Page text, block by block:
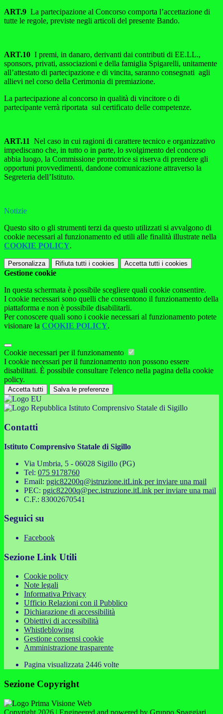
ART.9 La partecipazione al Concorso comporta l’accettazione di
tutte le regole, previste negli articoli del presente Bando.
ART.10 I premi, in danaro, derivanti dai contributi di EE.LL.,
sponsors, privati, associazioni e della famiglia Spigarelli, unitamente
all’attestato di partecipazione e di vincita, saranno consegnati agli
allievi nel corso della Cerimonia di premiazione.
La partecipazione al concorso in qualità di vincitore o di
partecipante verrà riportata sul certificato delle competenze.
ART.11 Nel caso in cui ragioni di carattere tecnico e organizzativo
impediscano che, in tutto o in parte, lo svolgimento del concorso
abbia luogo, la Commissione promotrice si riserva di prendere gli
opportuni provvedimenti, dandone comunicazione attraverso la
Segreteria dell’Istituto.
Notizie
Questo sito o gli strumenti terzi da questo utilizzati si avvalgono di
cookie necessari al funzionamento ed utili alle finalità illustrate nella
COOKIE POLICY.
Personalizza Rifiuta tutti i cookies Accetta tutti i cookies
Gestione cookie
In questa schermata è possibile scegliere quali cookie consentire.
I cookie necessari sono quelli che consentono il funzionamento della
piattaforma e non è possibile disabilitarli.
Per conoscere quali sono i cookie necessari al funzionamento potete
visionare la COOKIE POLICY.
Cookie necessari per il funzionamento
I cookie necessari per il funzionamento non possono essere
disabilitati. È possibile consultare l'elenco nella pagina della cookie
policy.
Accetta tutti Salva le preferenze
Istituto Comprensivo Statale di Sigillo
Contatti
Istituto Comprensivo Statale di Sigillo
Via Umbria, 5 - 06028 Sigillo (PG)
Tel: 075 9178760
Email: pgic82200q@istruzione.itLink per inviare una mail
PEC: pgic82200q@pec.istruzione.itLink per inviare una mail
C.F.: 83002670541
Seguici su
Facebook
Sezione Link Utili
Cookie policy
Note legali
Informativa Privacy
Ufficio Relazioni con il Pubblico
Dichiarazione di accessibilità
Obiettivi di accessibilità
Whistleblowing
Gestione consensi cookie
Amministrazione trasparente
Pagina visualizzata 2446 volte
Sezione Copyright
Copyright 2026 | Engineered and powered by Gruppo Spaggiari